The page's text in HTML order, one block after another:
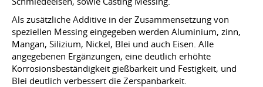
Als zusätzliche Additive in der Zusammensetzung von
speziellen Messing eingegeben werden Aluminium, zinn,
Mangan, Silizium, Nickel, Blei und auch Eisen. Alle
angegebenen Ergänzungen, eine deutlich erhöhte
Korrosionsbeständigkeit gießbarkeit und Festigkeit, und
Blei deutlich verbessert die Zerspanbarkeit.